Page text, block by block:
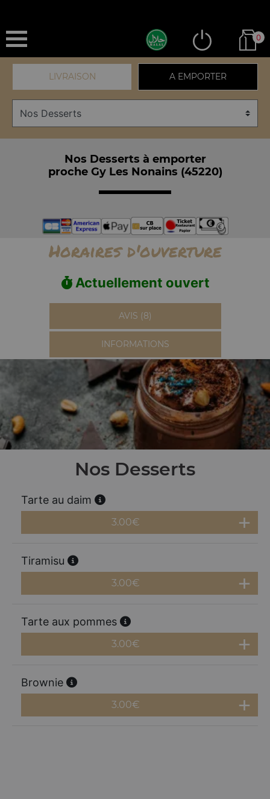
0
LIVRAISON A EMPORTER
Nos Desserts à emporter
proche Gy Les Nonains (45220)
Horaires d'ouverture
Actuellement ouvert
AVIS (8)
INFORMATIONS
Nos Desserts
Tarte au daim
3.00€
Tiramisu
3.00€
Tarte aux pommes
3.00€
Brownie
3.00€